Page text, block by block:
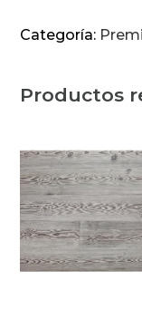
Categoría:
Productos